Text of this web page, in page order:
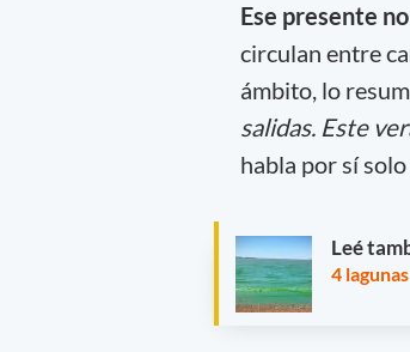
Ese presente
circulan entre
ámbito, lo
salidas. Este
habla por sí
Leé
4